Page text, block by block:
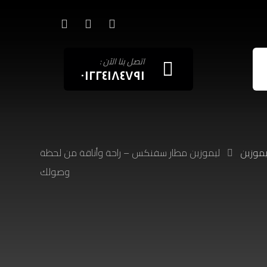
اتصل بنا الآن :
٠١٢٢٤١٨٤٧٩١
ليموزين مطار سفنكس – راحة وأناقة من لحظة
وصولك